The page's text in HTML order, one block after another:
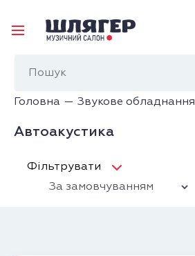
Головна Звукове обладнання
Автоакустика
Фільтрувати